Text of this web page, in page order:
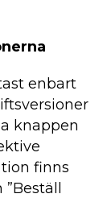
enbart
knappen
finns